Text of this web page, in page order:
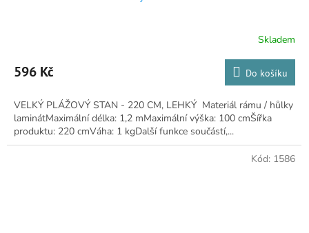
produktu
je
z
5
hvězdiček.
Skladem
596 Kč Do košíku
VELKÝ PLÁŽOVÝ STAN - 220 CM, LEHKÝ Materiál rámu / hůlky
laminátMaximální délka: 1,2 mMaximální výška: 100 cmŠířka
produktu: 220 cmVáha: 1 kgDalší funkce součástí,...
Kód: 1586